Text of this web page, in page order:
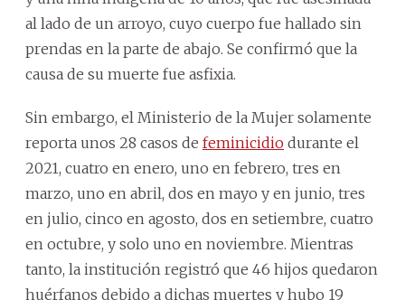
al lado de un arroyo, cuyo cuerpo fue hallado sin
prendas en la parte de abajo. Se confirmó que la
causa de su muerte fue asfixia.
Sin embargo, el Ministerio de la Mujer solamente
reporta unos 28 casos de feminicidio durante el
2021, cuatro en enero, uno en febrero, tres en
marzo, uno en abril, dos en mayo y en junio, tres
en julio, cinco en agosto, dos en setiembre, cuatro
en octubre, y solo uno en noviembre. Mientras
tanto, la institución registró que 46 hijos quedaron
huérfanos debido a dichas muertes y hubo 19